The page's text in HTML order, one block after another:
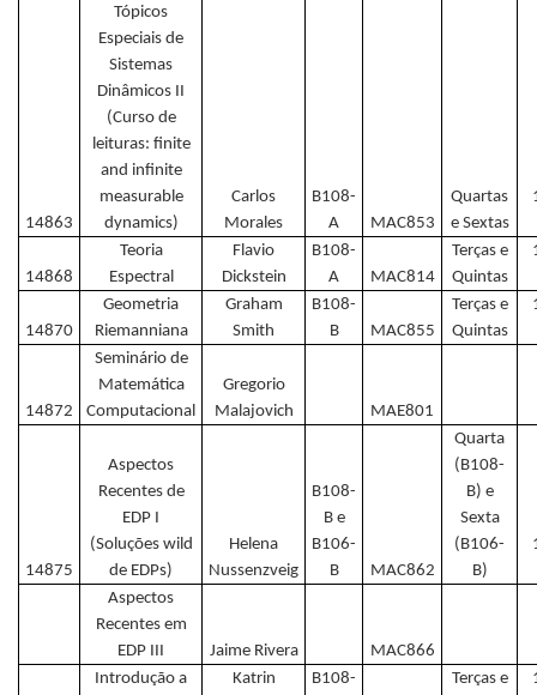
14863
Tópicos
Especiais de
Sistemas
Dinâmicos II
(Curso de
leituras: finite
and infinite
measurable
dynamics)
Carlos
Morales
B108-
A
MAC853
Quartas
e Sextas
14868
Teoria
Espectral
Flavio
Dickstein
B108-
A
MAC814
Terças e
Quintas
14870
Geometria
Riemanniana
Graham
Smith
B108-
B
MAC855
Terças e
Quintas
14872
Seminário de
Matemática
Computacional
Gregorio
Malajovich
MAE801
14875
Aspectos
Recentes de
EDP I
(Soluções wild
de EDPs)
Helena
Nussenzveig
B108-
B e
B106-
B
MAC862
Quarta
(B108-
B) e
Sexta
(B106-
B)
Aspectos
Recentes em
EDP III
Jaime Rivera MAC866
Introdução a
Katrin
B108-
Terças e